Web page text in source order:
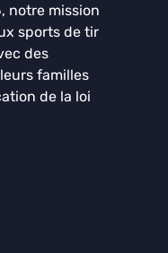
notre mission
sports de tir
des
familles
de la loi